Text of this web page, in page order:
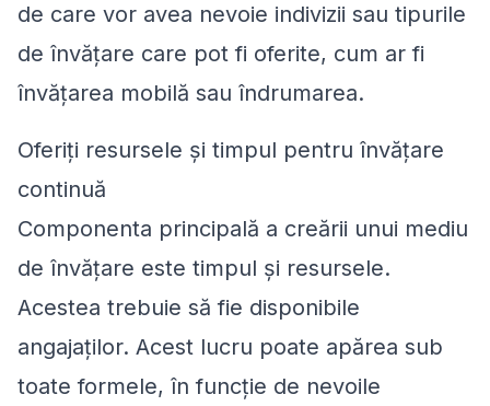
de care vor avea nevoie indivizii sau tipurile
de învățare care pot fi oferite, cum ar fi
învățarea mobilă sau îndrumarea.
Oferiți resursele și timpul pentru învățare
continuă
Componenta principală a creării unui mediu
de învățare este timpul și resursele.
Acestea trebuie să fie disponibile
angajaților. Acest lucru poate apărea sub
toate formele, în funcție de nevoile